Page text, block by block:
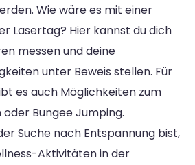
Wie wäre es mit einer
Lasertag? Hier kannst du dich
messen und deine
unter Beweis stellen. Für
es auch Möglichkeiten zum
Bungee Jumping.
Suche nach Entspannung bist,
Aktivitäten in der